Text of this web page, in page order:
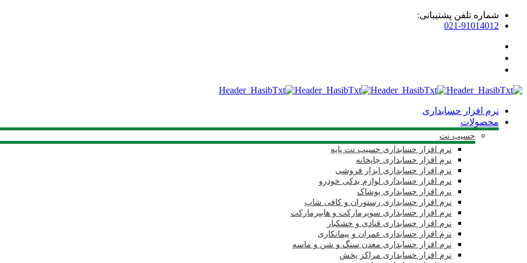
شماره تلفن پشتیبانی:
021-91014012
نرم افزار حسابداری
محصولات
حسیب نت
نرم افزار حسابداری حسیب نت پایه
نرم افزار حسابداری چاپخانه
نرم افزار حسابداری ابزار فروشی
نرم افزار حسابداری لوازم یدکی خودرو
نرم افزار حسابداری پوشاک
نرم افزار حسابداری رستوران و کافی شاپ
نرم افزار حسابداری سوپرمارکت و هایپرمارکت
نرم افزار حسابداری قنادی و خشکبار
نرم افزار حسابداری عمران و پیمانکاری
نرم افزار حسابداری معدن سنگ و شن و ماسه
نرم افزار حسابداری مراکز پخش